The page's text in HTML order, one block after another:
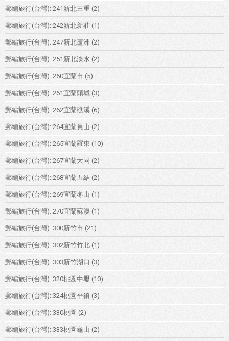
郵編旅行(台灣)::241新北三重 (2)
郵編旅行(台灣)::242新北新莊 (1)
郵編旅行(台灣)::247新北蘆洲 (2)
郵編旅行(台灣)::251新北淡水 (2)
郵編旅行(台灣)::260宜蘭市 (5)
郵編旅行(台灣)::261宜蘭頭城 (3)
郵編旅行(台灣)::262宜蘭礁溪 (6)
郵編旅行(台灣)::264宜蘭員山 (2)
郵編旅行(台灣)::265宜蘭羅東 (10)
郵編旅行(台灣)::267宜蘭大同 (2)
郵編旅行(台灣)::268宜蘭五結 (2)
郵編旅行(台灣)::269宜蘭冬山 (1)
郵編旅行(台灣)::270宜蘭蘇澳 (1)
郵編旅行(台灣)::300新竹市 (21)
郵編旅行(台灣)::302新竹竹北 (1)
郵編旅行(台灣)::303新竹湖口 (3)
郵編旅行(台灣)::320桃園中壢 (10)
郵編旅行(台灣)::324桃園平鎮 (3)
郵編旅行(台灣)::330桃園 (2)
郵編旅行(台灣)::333桃園龜山 (2)